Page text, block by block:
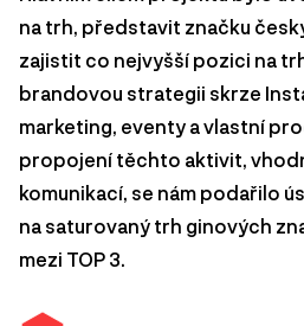
na trh, představit značku
zajistit co nejvyšší pozici na
brandovou strategii skrze
marketing, eventy a vlastní
propojení těchto aktivit,
komunikací, se nám podařilo
na saturovaný trh ginových
mezi TOP 3.